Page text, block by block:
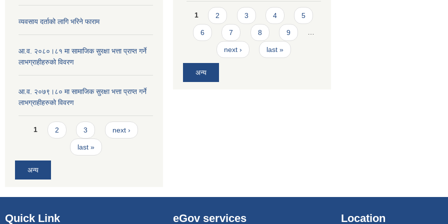
व्यवसाय दर्ताको लागि भरिने फाराम
आ.व. २०८०।८१ मा सामाजिक सुरक्षा भत्ता प्राप्त गर्ने
लाभग्राहीहरुको विवरण
आ.व. २०७९।८० मा सामाजिक सुरक्षा भत्ता प्राप्त गर्ने
लाभग्राहीहरुको विवरण
Pages
1 2 3 next ›
last »
अन्य
Pages
1 2 3 4 5
6 7 8 9 …
next › last »
अन्य
Quick Link eGov services Location